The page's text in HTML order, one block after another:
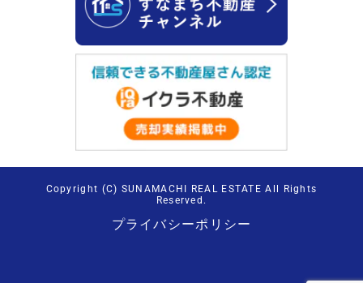
Copyright (C) SUNAMACHI REAL ESTATE All Rights
Reserved.
プライバシーポリシー